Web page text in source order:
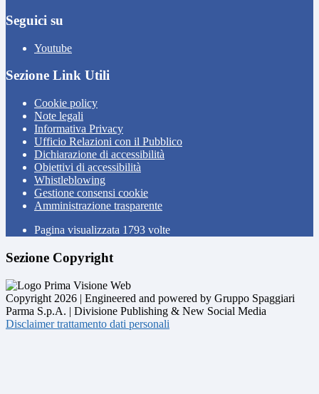
Seguici su
Youtube
Sezione Link Utili
Cookie policy
Note legali
Informativa Privacy
Ufficio Relazioni con il Pubblico
Dichiarazione di accessibilità
Obiettivi di accessibilità
Whistleblowing
Gestione consensi cookie
Amministrazione trasparente
Pagina visualizzata 1793 volte
Sezione Copyright
Copyright 2026 | Engineered and powered by Gruppo Spaggiari
Parma S.p.A. | Divisione Publishing & New Social Media
Disclaimer trattamento dati personali